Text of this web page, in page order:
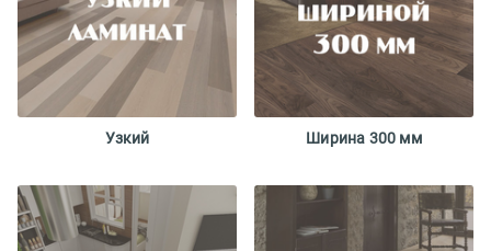
Узкий Ширина 300 мм